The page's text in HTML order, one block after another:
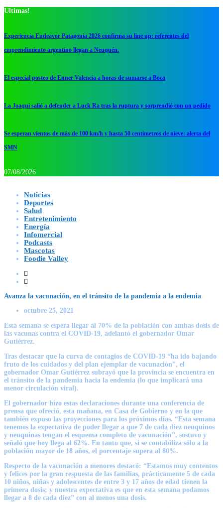
Ultimas!
Experiencia Endeavor Patagonia 2026 confirma su line up: referentes del
emprendimiento argentino llegan a Neuquén.
El especial posteo de Enner Valencia a horas de sumarse a Boca
La Joaqui salió a defender a Luck Ra tras la ruptura y sorprendió con un pedido
Se esperan vientos de más de 100 km/h y hasta 50 centímetros de nieve: alerta del
SMN
07/08/2026
Noticias
Deportes
Salud
Entretenimiento
Energía
Infomercial
Podcasts
Mascotas
Foodie Valley
Avanza la vacunación, en el tránsito de la pandemia a la endemia
octubre 25, 2021
Esta semana se espera llegar al 70% de la población con ambas dosis de
las vacunas contra el COVID-19, adelantó el gobernador Omar
Gutiérrez.
Tras destacar que la curva de contagios de COVID-19 “ha ido bajando
fruto de los cuidados y del plan ejemplar de vacunación”, el
gobernador Omar Gutiérrez subrayó que la provincia se encuentra en
el tránsito de la pandemia hacia la endemia (lo que implicará una
menor circulación viral).
El gobernador hizo estas declaraciones durante una conferencia de
prensa que ofreció, esta mañana, en Casa de Gobierno y en la que
también expuso las proyecciones para los próximos días. “Esta semana
tenemos la expectativa de poder llegar a que 7 de cada diez neuquinos
y neuquinas tengan el esquema completo de vacunación”, sostuvo y
señaló que hoy llega al 62%. En tanto que, si se contabiliza sólo a la
población mayor de 18 años, el porcentaje supera al 80%.
Respecto de la vacunación a menores destacó: “Estamos muy contentos
y felices por la gran respuesta de las familias, prácticamente 5 de cada
10 niños, niñas y adolescentes de entre 3 y 17 años de edad tienen la
primera dosis; y nuestra expectativa es que en esta semana podamos
llegar a 8 de cada diez” con al menos una dosis.